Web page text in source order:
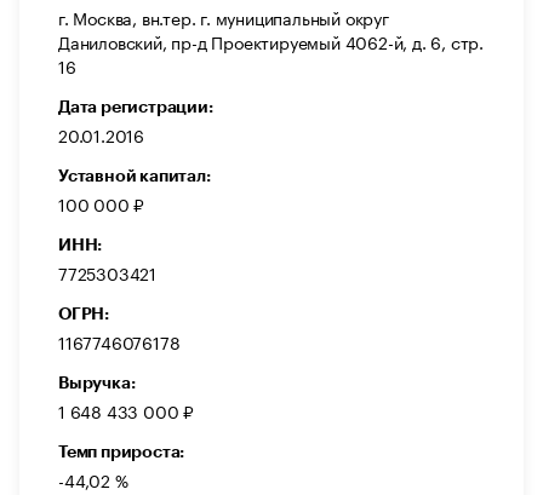
г. Москва, вн.тер. г. муниципальный округ
Даниловский, пр-д Проектируемый 4062-й, д. 6, стр.
16
Дата регистрации:
20.01.2016
Уставной капитал:
100 000 ₽
ИНН:
7725303421
ОГРН:
1167746076178
Выручка:
1 648 433 000 ₽
Темп прироста:
-44,02 %